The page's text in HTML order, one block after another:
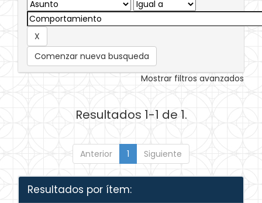
Comenzar nueva busqueda
Mostrar filtros avanzados
Resultados 1-1 de 1.
Anterior 1 Siguiente
Resultados por ítem: